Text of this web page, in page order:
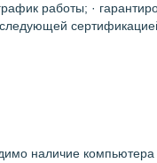
работы; ·
наличие